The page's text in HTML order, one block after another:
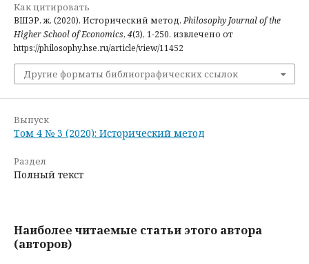
Как цитировать
ВШЭР. ж. (2020). Исторический метод.Philosophy Journal of the
Higher School of Economics, 4(3), 1-250. извлечено от
https://philosophy.hse.ru/article/view/11452
Другие форматы библиографических ссылок
Выпуск
Том 4 № 3 (2020): Исторический метод
Раздел
Полный текст
Наиболее читаемые статьи этого автора
(авторов)